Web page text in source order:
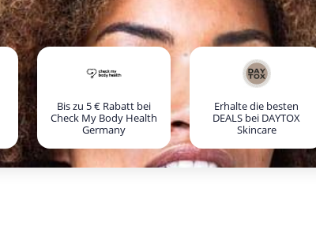
Bis zu 5 € Rabatt bei
Check My Body Health
Germany
Erhalte die besten
DEALS bei DAYTOX
Skincare